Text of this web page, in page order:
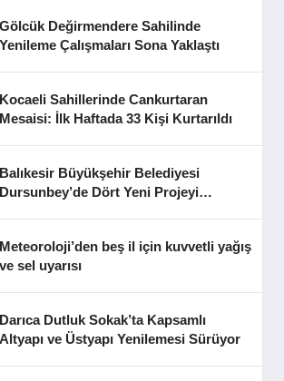
Gölcük Değirmendere Sahilinde
Yenileme Çalışmaları Sona Yaklaştı
Kocaeli Sahillerinde Cankurtaran
Mesaisi: İlk Haftada 33 Kişi Kurtarıldı
Balıkesir Büyükşehir Belediyesi
Dursunbey’de Dört Yeni Projeyi
Meteoroloji’den beş il için kuvvetli yağış
ve sel uyarısı
Darıca Dutluk Sokak’ta Kapsamlı
Altyapı ve Üstyapı Yenilemesi Sürüyor